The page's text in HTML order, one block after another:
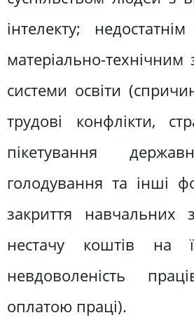
інтелекту;
матеріально-
системи освіти
трудові конфлікти,
пікетування
голодування та інші
закриття навчальних
нестачу коштів на
невдоволеність
оплатою праці).